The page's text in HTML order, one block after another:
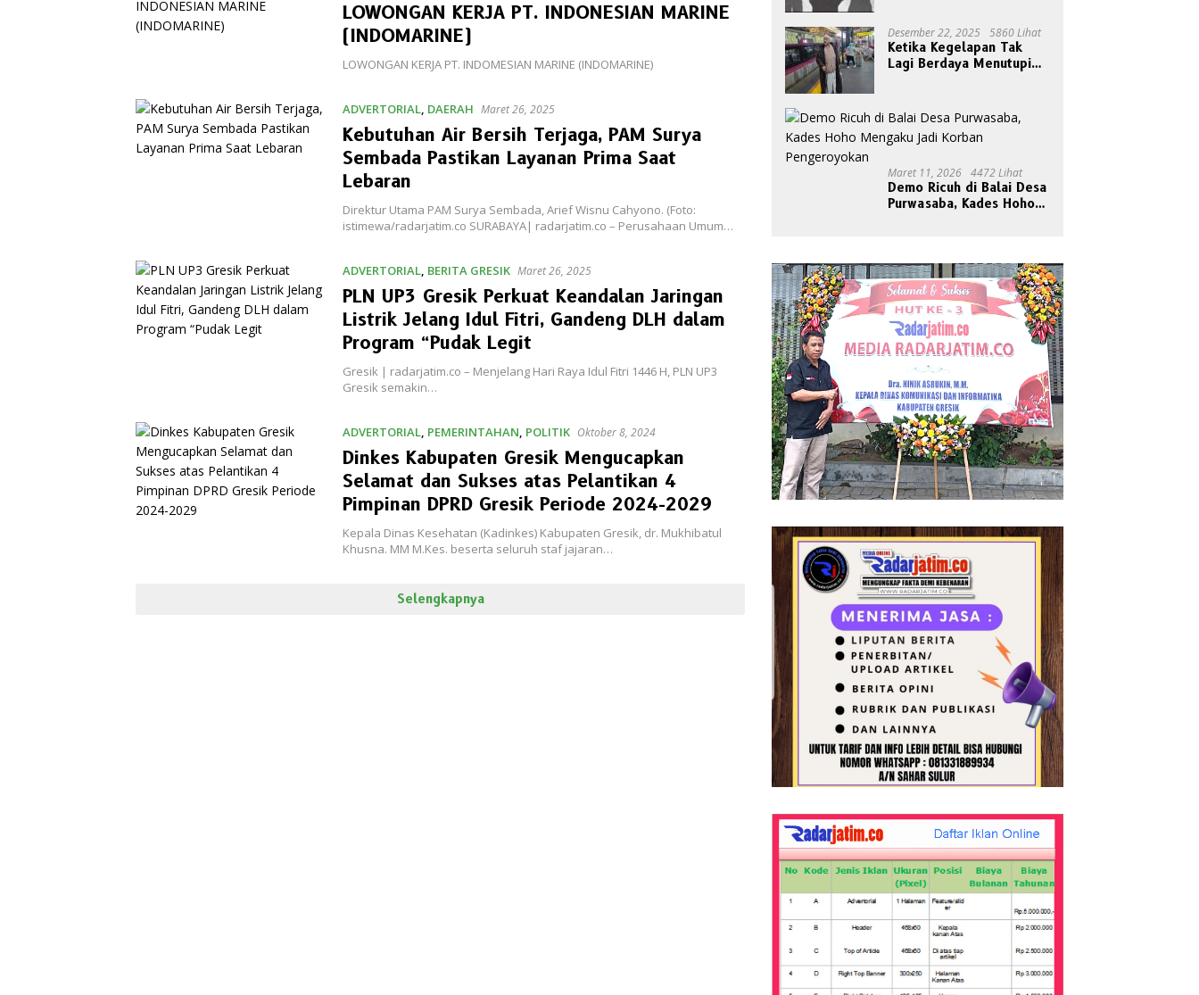
LOWONGAN KERJA PT. INDONESIAN MARINE
(INDOMARINE)
LOWONGAN KERJA PT. INDOMESIAN MARINE (INDOMARINE)
ADVERTORIAL, DAERAH Maret 26, 2025
Kebutuhan Air Bersih Terjaga, PAM Surya
Sembada Pastikan Layanan Prima Saat
Lebaran
Direktur Utama PAM Surya Sembada, Arief Wisnu Cahyono. (Foto:
istimewa/radarjatim.co SURABAYA| radarjatim.co – Perusahaan Umum…
ADVERTORIAL, BERITA GRESIK Maret 26, 2025
PLN UP3 Gresik Perkuat Keandalan Jaringan
Listrik Jelang Idul Fitri, Gandeng DLH dalam
Program “Pudak Legit
Gresik | radarjatim.co – Menjelang Hari Raya Idul Fitri 1446 H, PLN UP3
Gresik semakin…
ADVERTORIAL, PEMERINTAHAN, POLITIK Oktober 8, 2024
Dinkes Kabupaten Gresik Mengucapkan
Selamat dan Sukses atas Pelantikan 4
Pimpinan DPRD Gresik Periode 2024-2029
Kepala Dinas Kesehatan (Kadinkes) Kabupaten Gresik, dr. Mukhibatul
Khusna. MM M.Kes. beserta seluruh staf jajaran…
Selengkapnya
Desember 22, 2025 5860 Lihat
Ketika Kegelapan Tak
Lagi Berdaya Menutupi
Maret 11, 2026 4472 Lihat
Demo Ricuh di Balai Desa
Purwasaba, Kades Hoho